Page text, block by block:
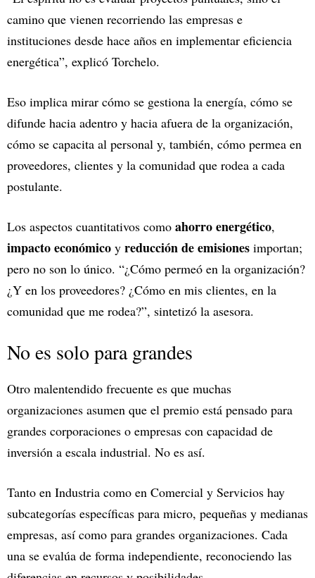
camino que vienen recorriendo las empresas e
instituciones desde hace años en implementar eficiencia
energética”, explicó Torchelo.
Eso implica mirar cómo se gestiona la energía, cómo se
difunde hacia adentro y hacia afuera de la organización,
cómo se capacita al personal y, también, cómo permea en
proveedores, clientes y la comunidad que rodea a cada
postulante.
Los aspectos cuantitativos como ahorro energético,
impacto económico y reducción de emisiones importan;
pero no son lo único. “¿Cómo permeó en la organización?
¿Y en los proveedores? ¿Cómo en mis clientes, en la
comunidad que me rodea?”, sintetizó la asesora.
No es solo para grandes
Otro malentendido frecuente es que muchas
organizaciones asumen que el premio está pensado para
grandes corporaciones o empresas con capacidad de
inversión a escala industrial. No es así.
Tanto en Industria como en Comercial y Servicios hay
subcategorías específicas para micro, pequeñas y medianas
empresas, así como para grandes organizaciones. Cada
una se evalúa de forma independiente, reconociendo las